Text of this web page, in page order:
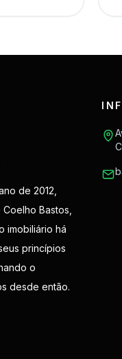
de 2012,
Bastos,
imobiliário há
princípios
o
desde então.